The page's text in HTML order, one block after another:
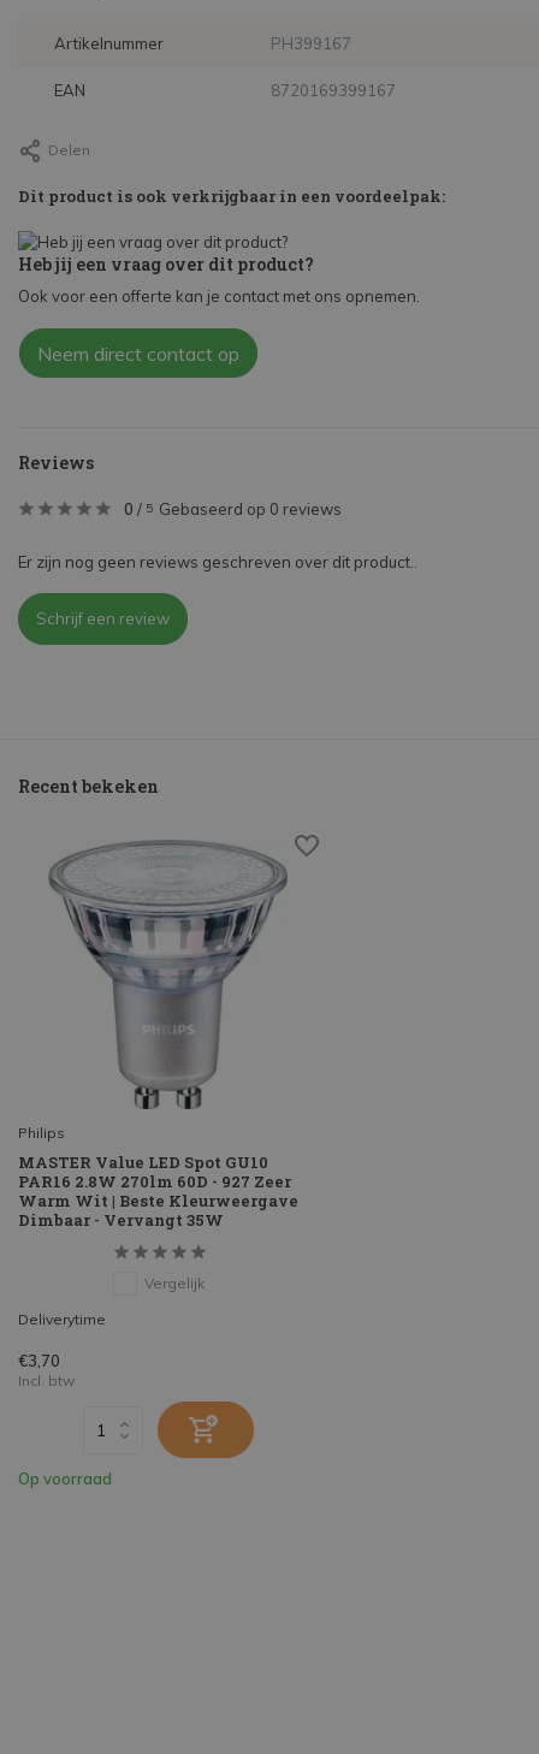
Artikelnummer PH399167
EAN 8720169399167
Delen
Dit product is ook verkrijgbaar in een voordeelpak:
Heb jij een vraag over dit product?
Ook voor een offerte kan je contact met ons opnemen.
Neem direct contact op
Reviews
0 / 5 Gebaseerd op 0 reviews
Er zijn nog geen reviews geschreven over dit product..
Schrijf een review
Recent bekeken
Philips
MASTER Value LED Spot GU10
PAR16 2.8W 270lm 60D - 927 Zeer
Warm Wit | Beste Kleurweergave
Dimbaar - Vervangt 35W
Vergelijk
Deliverytime
€3,70
Incl. btw
Op voorraad